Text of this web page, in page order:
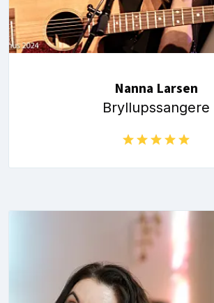
Nanna Larsen
Bryllupssangere